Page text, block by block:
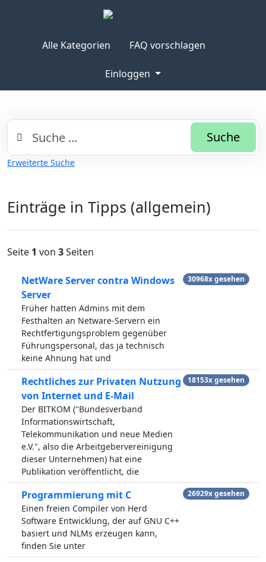
Alle Kategorien FAQ vorschlagen
Einloggen
Suche
Erweiterte Suche
Einträge in Tipps (allgemein)
Seite 1 von 3Seiten
NetWare Server contra Windows
Server
Früher hatten Admins mit dem
Festhalten an Netware-Servern ein
Rechtfertigungsproblem gegenüber
Führungspersonal, das ja technisch
keine Ahnung hat und
30968x gesehen
Rechtliches zur Privaten Nutzung
von Internet und E-Mail
Der BITKOM ("Bundesverband
Informationswirtschaft,
Telekommunikation und neue Medien
e.V.", also die Arbeitgebervereinigung
dieser Unternehmen) hat eine
Publikation veröffentlicht, die
18153x gesehen
Programmierung mit C
Einen freien Compiler von Herd
Software Entwicklung, der auf GNU C++
basiert und NLMs erzeugen kann,
finden Sie unter
26929x gesehen